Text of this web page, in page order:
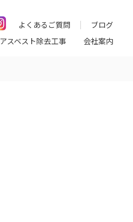
よくあるご質問
ブログ
アスベスト除去工事 会社案内